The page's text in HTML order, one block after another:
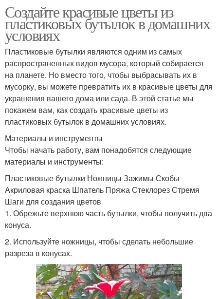
Создайте красивые цветы из
пластиковых бутылок в домашних
условиях
Пластиковые бутылки являются одним из самых
распространенных видов мусора, который собирается
на планете. Но вместо того, чтобы выбрасывать их в
мусорку, вы можете превратить их в красивые цветы для
украшения вашего дома или сада. В этой статье мы
покажем вам, как создать красивые цветы из
пластиковых бутылок в домашних условиях.
Материалы и инструменты
Чтобы начать работу, вам понадобятся следующие
материалы и инструменты:
Пластиковые бутылки Ножницы Зажимы Скобы
Акриловая краска Шпатель Пряжа Стеклорез Стремя
Шаги для создания цветов
1. Обрежьте верхнюю часть бутылки, чтобы получить два
конуса.
2. Используйте ножницы, чтобы сделать небольшие
разреза в конусах.